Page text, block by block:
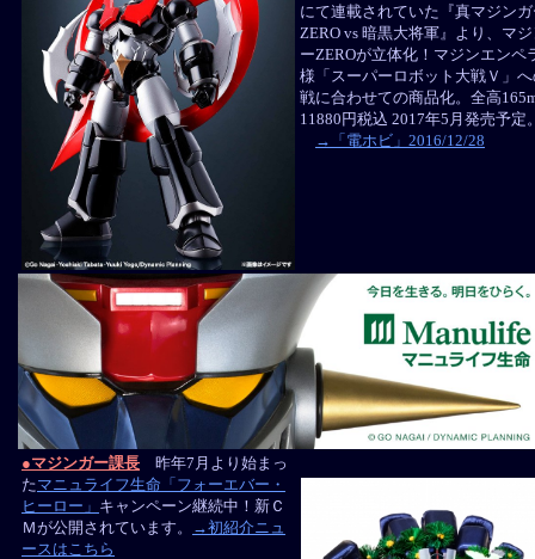
にて連載されていた『真マジン
ZERO vs 暗黒大将軍』より、マ
ーZEROが立体化！マジンエンペ
様「スーパーロボット大戦Ｖ」
戦に合わせての商品化。全高
11880円税込 2017年5月発売予定
→「電ホビ」2016/12/28
●マジンガー課長 昨年7月より始まっ
たマニュライフ生命「フォーエバー・
ヒーロー」 キャンペーン継続中！新Ｃ
Ｍが公開されています。
→初紹介ニュ
ースはこちら